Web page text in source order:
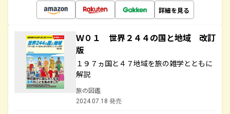
詳細を見る
Ｗ０１ 世界２４４の国と地域 改訂
版
１９７ヵ国と４７地域を旅の雑学とともに
解説
旅の図鑑
2024.07.18 発売